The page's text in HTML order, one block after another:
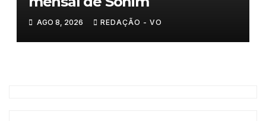
AGO 8, 2026 REDAÇÃO - VO